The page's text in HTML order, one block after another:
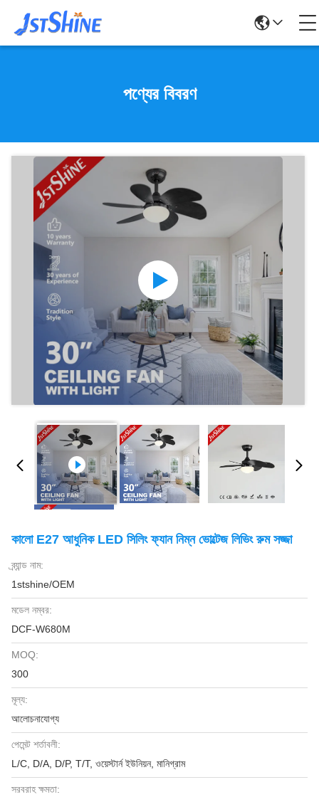
পণ্যের বিবরণ
কালো E27 আধুনিক LED সিলিং ফ্যান নিম্ন ভোল্টেজ লিভিং রুম সজ্জা
ব্র্যান্ড নাম:
1stshine/OEM
মডেল নম্বর:
DCF-W680M
MOQ:
300
মূল্য:
আলোচনাযোগ্য
পেমেন্ট শর্তাবলী:
L/C, D/A, D/P, T/T, ওয়েস্টার্ন ইউনিয়ন, মানিগ্রাম
সরবরাহ ক্ষমতা: